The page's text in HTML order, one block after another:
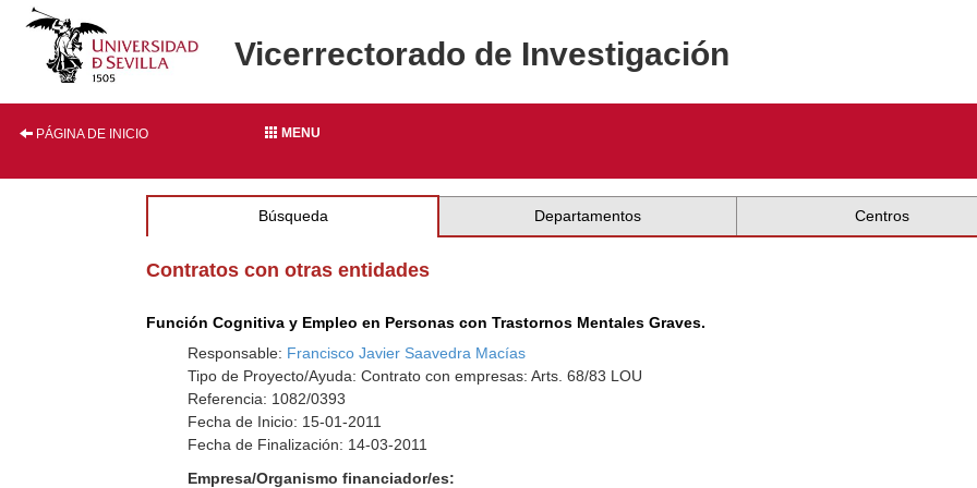
Vicerrectorado de Investigación
PÁGINA DE INICIO MENU
Búsqueda Departamentos Centros
Contratos con otras entidades
Función Cognitiva y Empleo en Personas con Trastornos Mentales Graves.
Responsable: Francisco Javier Saavedra Macías
Tipo de Proyecto/Ayuda: Contrato con empresas: Arts. 68/83 LOU
Referencia: 1082/0393
Fecha de Inicio: 15-01-2011
Fecha de Finalización: 14-03-2011
Empresa/Organismo financiador/es: